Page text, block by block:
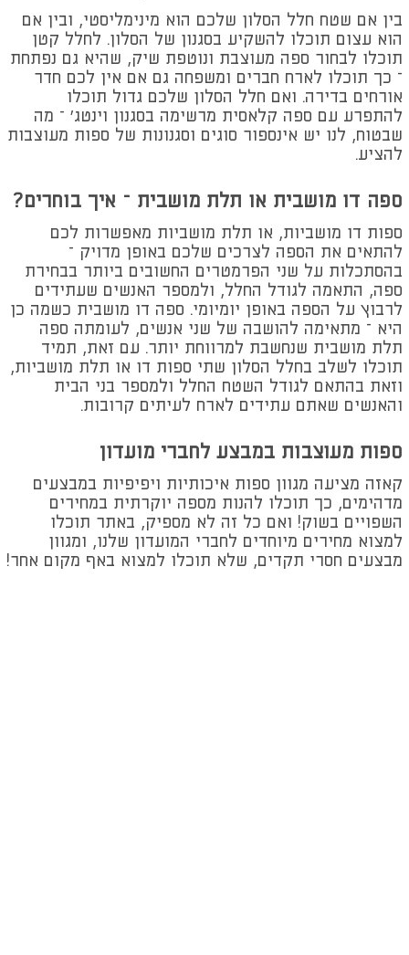
בין אם שטח חלל הסלון שלכם הוא מינימליסטי, ובין אם
הוא עצום תוכלו להשקיע בסגנון של הסלון. לחלל קטן
תוכלו לבחור ספה מעוצבת ונוטפת שיק, שהיא גם נפתחת
– כך תוכלו לארח חברים ומשפחה גם אם אין לכם חדר
אורחים בדירה. ואם חלל הסלון שלכם גדול תוכלו
להתפרע עם ספה קלאסית מרשימה בסגנון וינטג' – מה
שבטוח, לנו יש אינספור סוגים וסגנונות של ספות מעוצבות
להציע.
ספה דו מושבית או תלת מושבית – איך בוחרים?
ספות דו מושביות, או תלת מושביות מאפשרות לכם
להתאים את הספה לצרכים שלכם באופן מדויק –
בהסתכלות על שני הפרמטרים החשובים ביותר בבחירת
ספה, התאמה לגודל החלל, ולמספר האנשים שעתידים
לרבוץ על הספה באופן יומיומי. ספה דו מושבית כשמה כן
היא – מתאימה להושבה של שני אנשים, לעומתה ספה
תלת מושבית שנחשבת למרווחת יותר. עם זאת, תמיד
תוכלו לשלב בחלל הסלון שתי ספות דו או תלת מושביות,
וזאת בהתאם לגודל השטח החלל ולמספר בני הבית
והאנשים שאתם עתידים לארח לעיתים קרובות.
ספות מעוצבות במבצע לחברי מועדון
קאזה מציעה מגוון ספות איכותיות ויפיפיות במבצעים
מדהימים, כך תוכלו להנות מספה יוקרתית במחירים
השפויים בשוק! ואם כל זה לא מספיק, באתר תוכלו
למצוא מחירים מיוחדים לחברי המועדון שלנו, ומגוון
מבצעים חסרי תקדים, שלא תוכלו למצוא באף מקום אחר!